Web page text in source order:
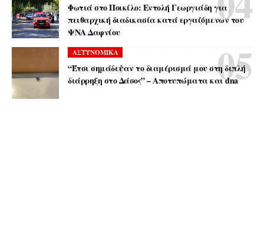
Φωτιά στο Ποικίλο: Εντολή Γεωργιάδη για
πειθαρχική διαδικασία κατά εργαζόμενων του
ΨΝΑ Δαφνίου
ΑΣΤΥΝΟΜΙΚΑ
“Έτσι σημάδεψαν το διαμέρισμά μου στη διπλή
διάρρηξη στο Δάσος” – Αποτυπώματα και dna